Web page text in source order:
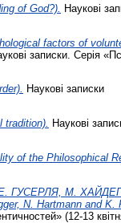
of God?). Наукові
factors of
записки. Серія
Наукові записки
tradition). Наукові
the Philosophical
ГУСЕРЛЯ, М.
N. Hartmann and K.
(12­-13